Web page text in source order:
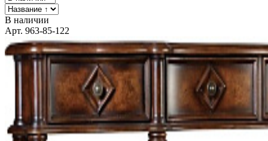
В наличии
Арт. 963-85-122